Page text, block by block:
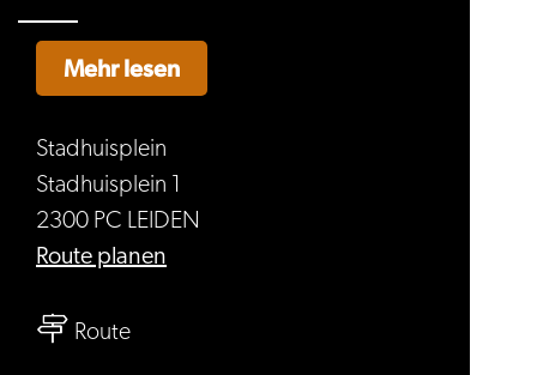
Stadhuisplein
Stadhuisplein 1
2300 PC LEIDEN
Route planen
Routebis
Mehr lesen